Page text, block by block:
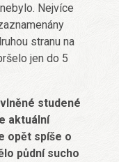
Nejvíce
stranu na
jen do 5
studené
aktuální
opět spíše o
půdní sucho